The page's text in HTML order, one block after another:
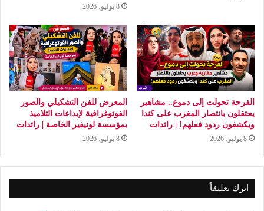
8 يوليو، 2026
الفرحة تحولت إلى دموع.. مشاهير
يحتفلون بانتصار المغرب على كندا
ويكشفون ردود فعلهم! | رائدات
8 يوليو، 2026
المعرض للفن التشكيلي والصور
الفوتوغرافية لإبداعات التلاميذ
بمؤسسة لونيفير الخاصة | رائدات
8 يوليو، 2026
اترك تعليقاً